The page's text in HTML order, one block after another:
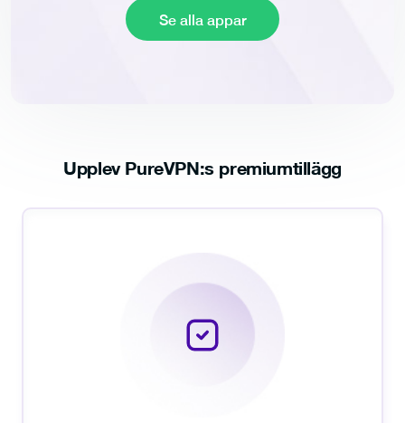
Se alla appar
Upplev PureVPN:s premiumtillägg